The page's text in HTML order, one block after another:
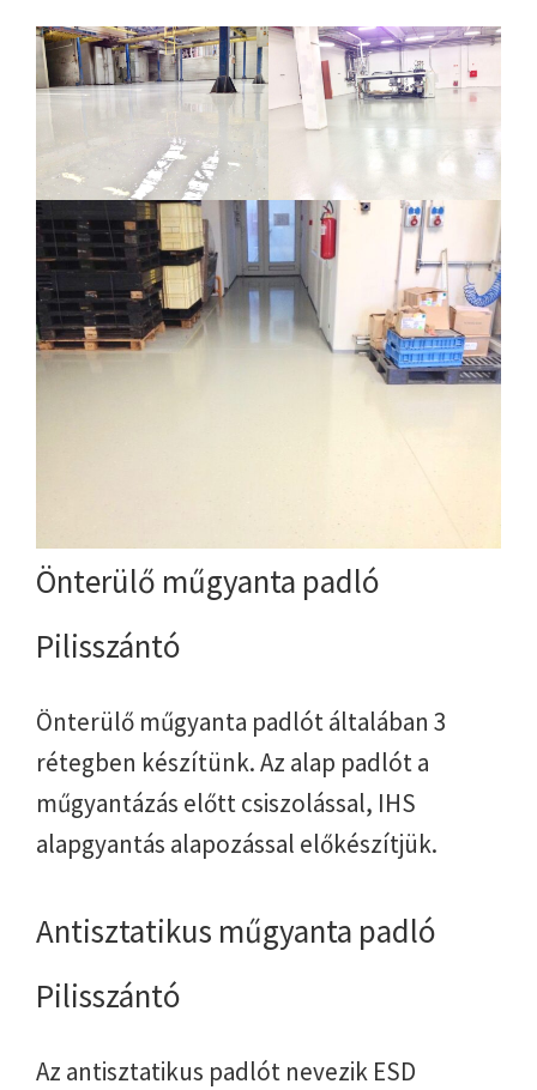
Önterülő műgyanta padló
Pilisszántó
Önterülő műgyanta padlót általában 3
rétegben készítünk. Az alap padlót a
műgyantázás előtt csiszolással, IHS
alapgyantás alapozással előkészítjük.
Antisztatikus műgyanta padló
Pilisszántó
Az antisztatikus padlót nevezik ESD